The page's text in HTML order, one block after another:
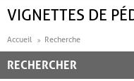
VIGNETTES DE
Accueil Recherche
RECHERCHER